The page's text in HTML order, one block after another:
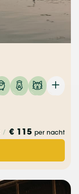
/ € 115 per nacht